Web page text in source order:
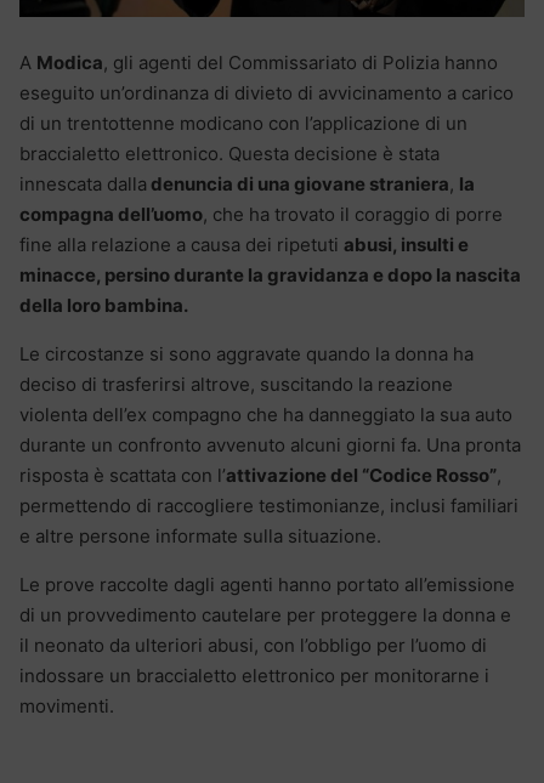
A Modica, gli agenti del Commissariato di Polizia hanno
eseguito un’ordinanza di divieto di avvicinamento a carico
di un trentottenne modicano con l’applicazione di un
braccialetto elettronico. Questa decisione è stata
innescata dalla denuncia di una giovane straniera, la
compagna dell’uomo, che ha trovato il coraggio di porre
fine alla relazione a causa dei ripetuti abusi, insulti e
minacce, persino durante la gravidanza e dopo la nascita
della loro bambina.
Le circostanze si sono aggravate quando la donna ha
deciso di trasferirsi altrove, suscitando la reazione
violenta dell’ex compagno che ha danneggiato la sua auto
durante un confronto avvenuto alcuni giorni fa. Una pronta
risposta è scattata con l’attivazione del “Codice Rosso”,
permettendo di raccogliere testimonianze, inclusi familiari
e altre persone informate sulla situazione.
Le prove raccolte dagli agenti hanno portato all’emissione
di un provvedimento cautelare per proteggere la donna e
il neonato da ulteriori abusi, con l’obbligo per l’uomo di
indossare un braccialetto elettronico per monitorarne i
movimenti.